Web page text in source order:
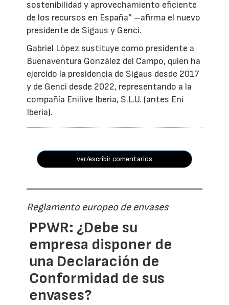
sostenibilidad y aprovechamiento eficiente
de los recursos en España” –afirma el nuevo
presidente de Sigaus y Genci.
Gabriel López sustituye como presidente a
Buenaventura González del Campo, quien ha
ejercido la presidencia de Sigaus desde 2017
y de Genci desde 2022, representando a la
compañía Enilive Iberia, S.L.U. (antes Eni
Iberia).
ver/escribir comentarios
Reglamento europeo de envases
PPWR: ¿Debe su
empresa disponer de
una Declaración de
Conformidad de sus
envases?